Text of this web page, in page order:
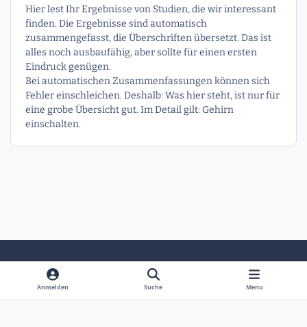
Hier lest Ihr Ergebnisse von Studien, die wir interessant
finden. Die Ergebnisse sind automatisch
zusammengefasst, die Überschriften übersetzt. Das ist
alles noch ausbaufähig, aber sollte für einen ersten
Eindruck genügen.
Bei automatischen Zusammenfassungen können sich
Fehler einschleichen. Deshalb: Was hier steht, ist nur für
eine grobe Übersicht gut. Im Detail gilt: Gehirn
einschalten.
Heller ModusDunkler Modus
Systemeinstellung
Anmelden Suche Menu